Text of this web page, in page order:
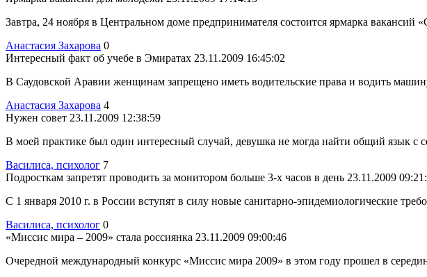
Завтра, 24 ноября в Центральном доме предпринимателя состоится ярмарка вакансий
Анастасия Захарова 0
Интересный факт об учебе в Эмиратах 23.11.2009 16:45:02
В Саудовской Аравии женщинам запрещено иметь водительские права и водить
Анастасия Захарова 4
Нужен совет 23.11.2009 12:38:59
В моей практике был один интересный случай, девушка не могда найти общий язык с
Василиса, психолог 7
Подросткам запретят проводить за монитором больше 3-х часов в день 23.11.2009
С 1 января 2010 г. в России вступят в силу новые санитарно-эпидемиологические
Василиса, психолог 0
«Миссис мира – 2009» стала россиянка 23.11.2009 09:00:46
Очередной международный конкурс «Миссис мира 2009» в этом году прошел в